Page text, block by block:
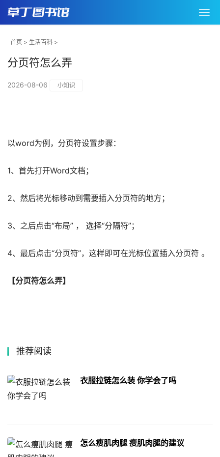
首页 > 生活百科 >
分页符怎么弄
2026-08-06 小知识
以word为例，分页符设置步骤：
1、首先打开Word文档；
2、然后将光标移动到需要插入分页符的地方；
3、之后点击“布局” ， 选择“分隔符”；
4、最后点击“分页符”，这样即可在光标位置插入分页符 。
【分页符怎么弄】
推荐阅读
衣服拉链怎么装 你学会了吗
怎么瘦肌肉腿 瘦肌肉腿的建议